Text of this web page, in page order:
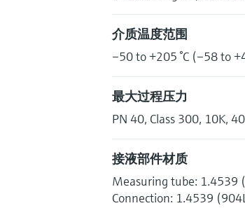
介质温度范围
–50 to +205 °C (–58 to
最大过程压力
PN 40, Class 300, 10K,
接液部件材质
Measuring tube: 1.4539
Connection: 1.4539